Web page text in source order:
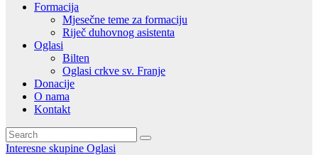
Formacija
Mjesečne teme za formaciju
Riječ duhovnog asistenta
Oglasi
Bilten
Oglasi crkve sv. Franje
Donacije
O nama
Kontakt
Interesne skupine Oglasi